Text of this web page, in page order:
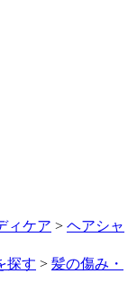
ィケア > ヘアシャ
探す > 髪の傷み・